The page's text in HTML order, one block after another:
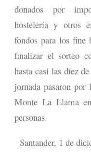
donados por
hostelería y otros
fondos para los fine
finalizar el sorteo
hasta casi las diez
jornada pasaron por
Monte La Llama
personas.
Santander, 1 de